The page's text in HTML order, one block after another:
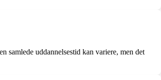
samlede uddannelsestid kan variere, men det